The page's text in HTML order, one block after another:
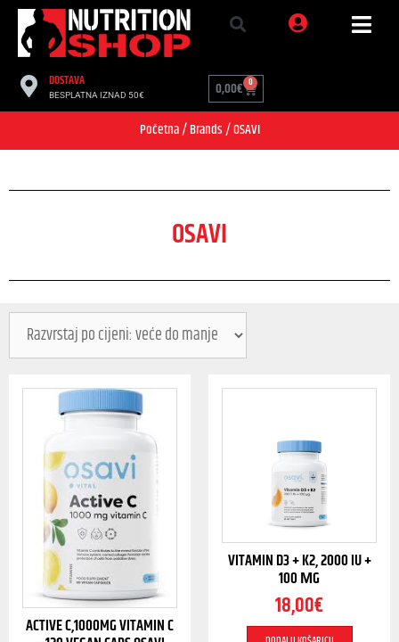
DOSTAVA
BESPLATNA IZNAD 50€ 0,00€ 0
Početna/ Brands / OSAVI
OSAVI
ACTIVE C,1000MG VITAMIN C
VITAMIN D3 + K2, 2000 IU +
100 ΜG
18,00€